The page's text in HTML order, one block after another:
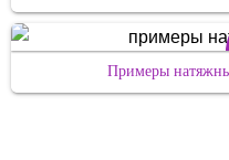
Примеры